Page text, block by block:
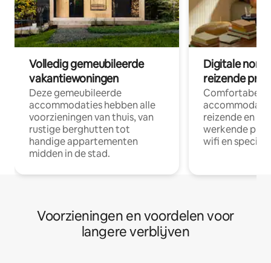
Volledig gemeubileerde
vakantiewoningen
Deze gemeubileerde
accommodaties hebben alle
voorzieningen van thuis, van
rustige berghutten tot
handige appartementen
midden in de stad.
Digitale
reizende
Comfortabele
reizende en
werkende
wifi en
Voorzieningen en voordelen voor
langere verblijven